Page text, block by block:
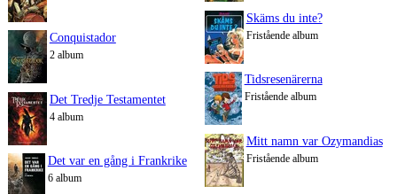
Conquistador
2 album
Det Tredje Testamentet
4 album
Det var en gång i Frankrike
6 album
Skäms du inte?
Fristående album
Tidsresenärerna
Fristående album
Mitt namn var Ozymandias
Fristående album